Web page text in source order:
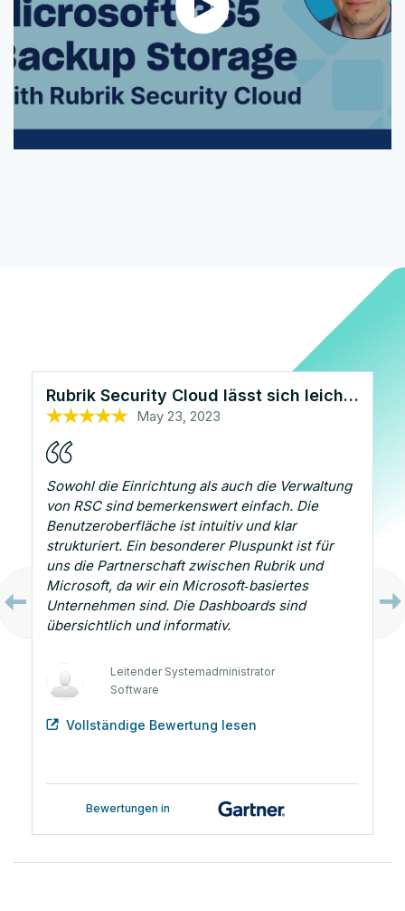
Rubrik Security Cloud lässt sich leicht einrichten und ist benutzerfreundlich
May 23, 2023
Sowohl die Einrichtung als auch die Verwaltung
von RSC sind bemerkenswert einfach. Die
Benutzeroberfläche ist intuitiv und klar
strukturiert. Ein besonderer Pluspunkt ist für
uns die Partnerschaft zwischen Rubrik und
Microsoft, da wir ein Microsoft‑basiertes
Unternehmen sind. Die Dashboards sind
übersichtlich und informativ.
Leitender Systemadministrator
Software
Vollständige Bewertung lesen
Oct 25, 2022
Systemarchitekt
Oct 26, 2022
Leiter Technischer Support
Gesundheitswesen und Biotechnologie
Sep 7, 2023
Sicherheitsingenieur
Oct 13, 2022
Infrastrukturadministrator
Bewertungen in